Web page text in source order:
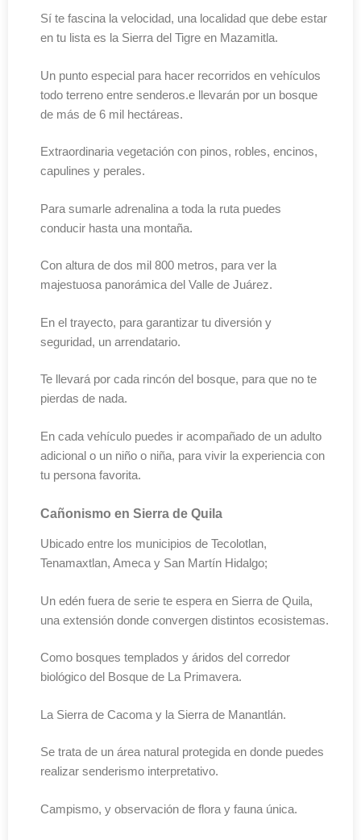
Sí te fascina la velocidad, una localidad que debe estar
en tu lista es la Sierra del Tigre en Mazamitla.
Un punto especial para hacer recorridos en vehículos
todo terreno entre senderos.e llevarán por un bosque
de más de 6 mil hectáreas.
Extraordinaria vegetación con pinos, robles, encinos,
capulines y perales.
Para sumarle adrenalina a toda la ruta puedes
conducir hasta una montaña.
Con altura de dos mil 800 metros, para ver la
majestuosa panorámica del Valle de Juárez.
En el trayecto, para garantizar tu diversión y
seguridad, un arrendatario.
Te llevará por cada rincón del bosque, para que no te
pierdas de nada.
En cada vehículo puedes ir acompañado de un adulto
adicional o un niño o niña, para vivir la experiencia con
tu persona favorita.
Cañonismo en Sierra de Quila
Ubicado entre los municipios de Tecolotlan,
Tenamaxtlan, Ameca y San Martín Hidalgo;
Un edén fuera de serie te espera en Sierra de Quila,
una extensión donde convergen distintos ecosistemas.
Como bosques templados y áridos del corredor
biológico del Bosque de La Primavera.
La Sierra de Cacoma y la Sierra de Manantlán.
Se trata de un área natural protegida en donde puedes
realizar senderismo interpretativo.
Campismo, y observación de flora y fauna única.